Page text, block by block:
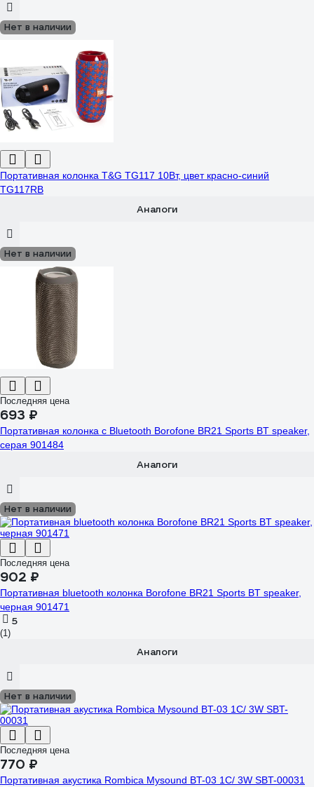
Нет в наличии
Портативная колонка T&G TG117 10Вт, цвет красно-синий
TG117RB
Аналоги
Нет в наличии
Последняя цена
693 ₽
Портативная колонка с Bluetooth Borofone BR21 Sports BT speaker,
серая 901484
Аналоги
Нет в наличии
Последняя цена
902 ₽
Портативная bluetooth колонка Borofone BR21 Sports BT speaker,
черная 901471
5
(1)
Аналоги
Нет в наличии
Последняя цена
770 ₽
Портативная акустика Rombica Mysound BT-03 1C/ 3W SBT-00031